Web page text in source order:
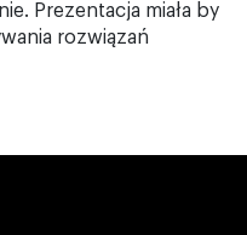
Prezentacja miała by
rozwiązań